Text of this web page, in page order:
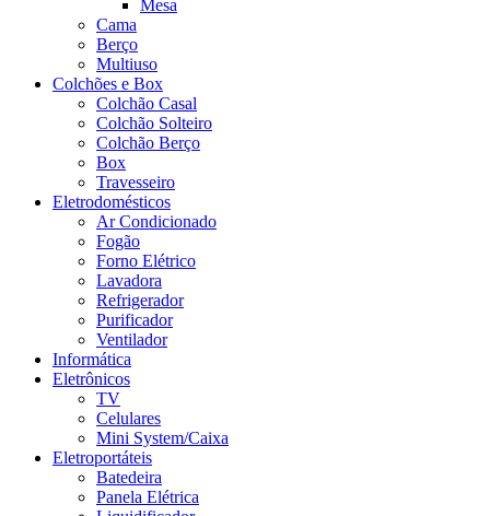
Mesa
Cama
Berço
Multiuso
Colchões e Box
Colchão Casal
Colchão Solteiro
Colchão Berço
Box
Travesseiro
Eletrodomésticos
Ar Condicionado
Fogão
Forno Elétrico
Lavadora
Refrigerador
Purificador
Ventilador
Informática
Eletrônicos
TV
Celulares
Mini System/Caixa
Eletroportáteis
Batedeira
Panela Elétrica